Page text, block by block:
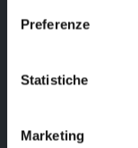
Preferenze
Statistiche
MarketingCopyright